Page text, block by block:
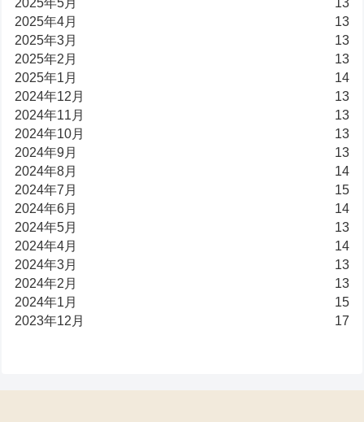
2025年5月
13
2025年4月
13
2025年3月
13
2025年2月
13
2025年1月
14
2024年12月
13
2024年11月
13
2024年10月
13
2024年9月
13
2024年8月
14
2024年7月
15
2024年6月
14
2024年5月
13
2024年4月
14
2024年3月
13
2024年2月
13
2024年1月
15
2023年12月
17